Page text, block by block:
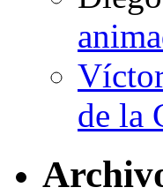
de la